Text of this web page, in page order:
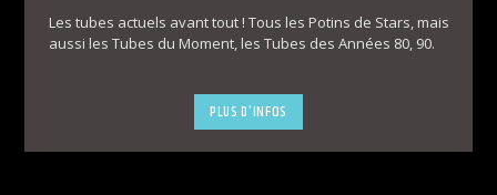
Les tubes actuels avant tout ! Tous les Potins de Stars, mais
PLUS D'INFOS